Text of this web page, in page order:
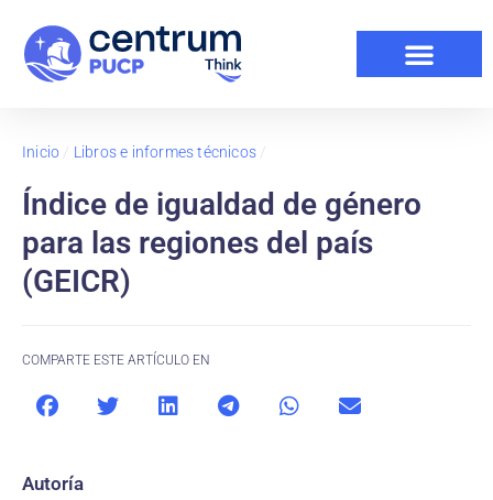
Inicio / Libros e informes técnicos /
Índice de igualdad de género
para las regiones del país
(GEICR)
COMPARTE ESTE ARTÍCULO EN
Autoría